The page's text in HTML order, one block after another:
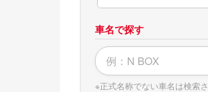
車名で探す
※正式名称でない車名は検索